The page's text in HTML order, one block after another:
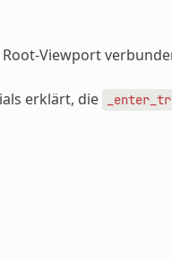
Viewport
erklärt, die